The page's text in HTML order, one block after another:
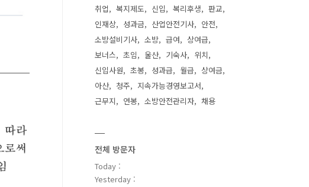
취업 복지제도 신입 복리후생
판교
인재상
성과금 산업안전기사
안전
소방설비기사
소방 급여
상여급
보너스
초임 울산 기숙사
위치
신입사원
초봉 성과급 월급
상여금
아산
청주
지속가능경영보고서
근무지
연봉 소방안전관리자 채용
전체 방문자
Today :
Yesterday :